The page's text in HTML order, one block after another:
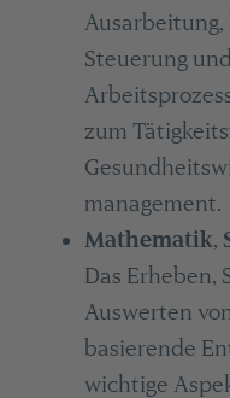
Steuerung
zum
management.
Mathematik,
Das Erheben,
Auswerten
basierende
wichtige